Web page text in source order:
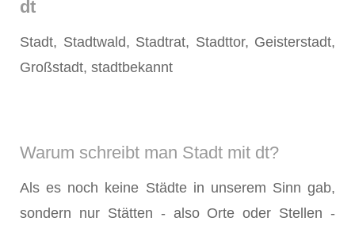
dt
Stadt, Stadtwald, Stadtrat, Stadttor, Geisterstadt,
Großstadt, stadtbekannt
Warum schreibt man Stadt mit dt?
Als es noch keine Städte in unserem Sinn gab,
sondern nur Stätten - also Orte oder Stellen -